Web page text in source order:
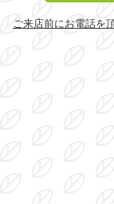
ご来店前にお電話を